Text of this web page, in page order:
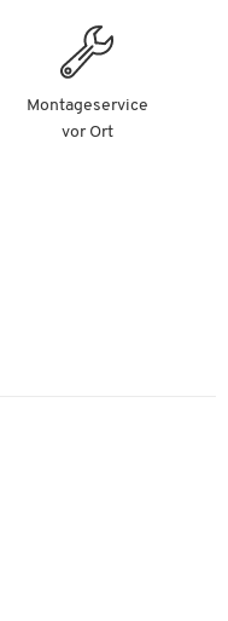
Montageservice
vor Ort